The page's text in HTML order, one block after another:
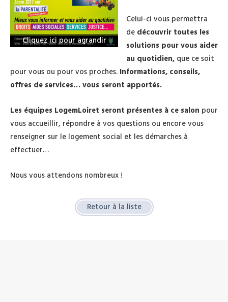
Cliquez ici pour agrandir
Celui-ci vous permettra
de découvrir toutes les
solutions pour vous aider
au quotidien, que ce soit
pour vous ou pour vos proches. Informations, conseils,
offres de services… vous seront apportés.
Les équipes LogemLoiret seront présentes à ce salon pour
vous accueillir, répondre à vos questions ou encore vous
renseigner sur le logement social et les démarches à
effectuer…
Nous vous attendons nombreux !
Retour à la liste